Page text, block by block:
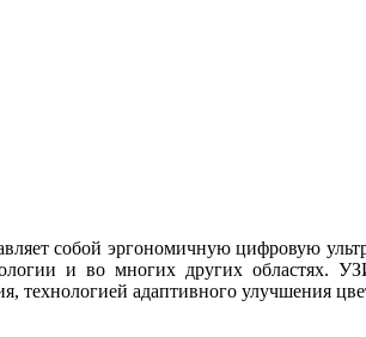
собой эргономичную цифровую
и во многих других областях.
адаптивного улучшения